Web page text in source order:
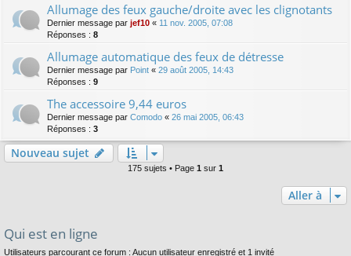
Allumage des feux gauche/droite avec les clignotants
Dernier message par jef10 « 11 nov. 2005, 07:08
Réponses : 8
Allumage automatique des feux de détresse
Dernier message par Point « 29 août 2005, 14:43
Réponses : 9
The accessoire 9,44 euros
Dernier message par Comodo « 26 mai 2005, 06:43
Réponses : 3
Nouveau sujet
175 sujets • Page 1 sur 1
Aller à
Qui est en ligne
Utilisateurs parcourant ce forum : Aucun utilisateur enregistré et 1 invité